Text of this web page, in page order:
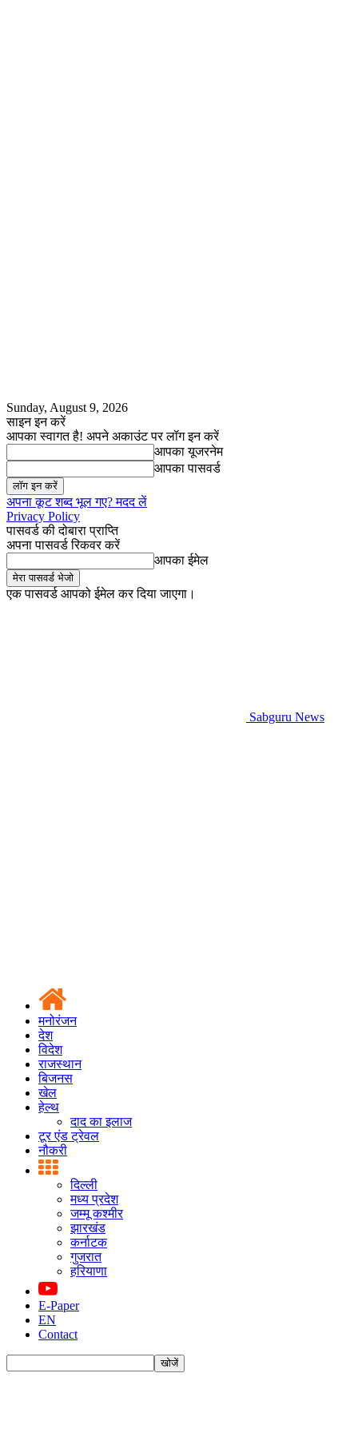
Sunday, August 9, 2026
साइन इन करें
आपका स्वागत है! अपने अकाउंट पर लॉग इन करें
आपका यूजरनेम
आपका पासवर्ड
अपना कूट शब्द भूल गए? मदद लें
Privacy Policy
पासवर्ड की दोबारा प्राप्ति
अपना पासवर्ड रिकवर करें
आपका ईमेल
एक पासवर्ड आपको ईमेल कर दिया जाएगा।
Sabguru News
मनोरंजन
देश
विदेश
राजस्थान
बिजनस
खेल
हेल्थ
दाद का इलाज
टूर एंड ट्रेवल
नौकरी
दिल्ली
मध्य प्रदेश
जम्मू कश्मीर
झारखंड
कर्नाटक
गुजरात
हरियाणा
E-Paper
EN
Contact